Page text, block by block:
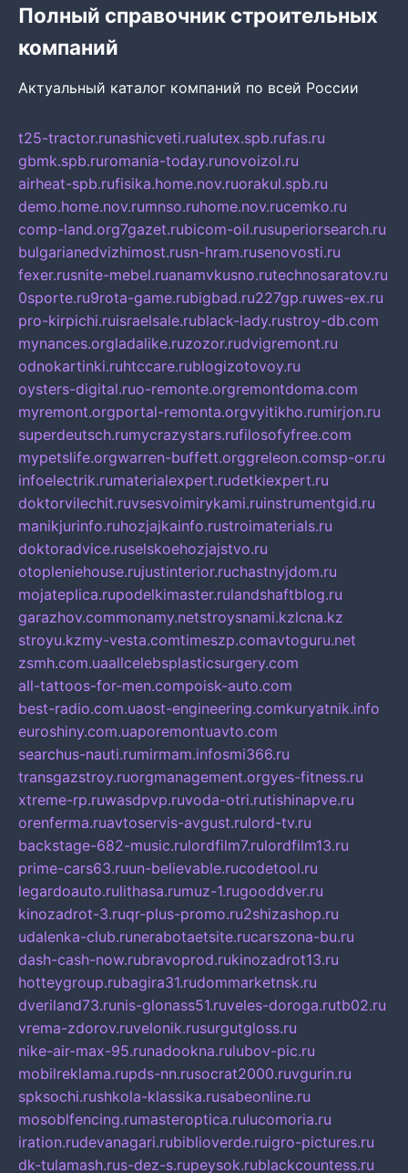
Полный справочник строительных
компаний
Актуальный каталог компаний по всей России
t25-tractor.runashicveti.rualutex.spb.rufas.ru
gbmk.spb.ruromania-today.runovoizol.ru
airheat-spb.rufisika.home.nov.ruorakul.spb.ru
demo.home.nov.rumnso.ruhome.nov.rucemko.ru
comp-land.org7gazet.rubicom-oil.rusuperiorsearch.ru
bulgarianedvizhimost.rusn-hram.rusenovosti.ru
fexer.rusnite-mebel.ruanamvkusno.rutechnosaratov.ru
0sporte.ru9rota-game.rubigbad.ru227gp.ruwes-ex.ru
pro-kirpichi.ruisraelsale.rublack-lady.rustroy-db.com
mynances.orgladalike.ruzozor.rudvigremont.ru
odnokartinki.ruhtccare.rublogizotovoy.ru
oysters-digital.ruo-remonte.orgremontdoma.com
myremont.orgportal-remonta.orgvyitikho.rumirjon.ru
superdeutsch.rumycrazystars.rufilosofyfree.com
mypetslife.orgwarren-buffett.orggreleon.comsp-or.ru
infoelectrik.rumaterialexpert.rudetkiexpert.ru
doktorvilechit.ruvsesvoimirykami.ruinstrumentgid.ru
manikjurinfo.ruhozjajkainfo.rustroimaterials.ru
doktoradvice.ruselskoehozjajstvo.ru
otopleniehouse.rujustinterior.ruchastnyjdom.ru
mojateplica.rupodelkimaster.rulandshaftblog.ru
garazhov.commonamy.netstroysnami.kzlcna.kz
stroyu.kzmy-vesta.comtimeszp.comavtoguru.net
zsmh.com.uaallcelebsplasticsurgery.com
all-tattoos-for-men.compoisk-auto.com
best-radio.com.uaost-engineering.comkuryatnik.info
euroshiny.com.uaporemontuavto.com
searchus-nauti.rumirmam.infosmi366.ru
transgazstroy.ruorgmanagement.orgyes-fitness.ru
xtreme-rp.ruwasdpvp.ruvoda-otri.rutishinapve.ru
orenferma.ruavtoservis-avgust.rulord-tv.ru
backstage-682-music.rulordfilm7.rulordfilm13.ru
prime-cars63.ruun-believable.rucodetool.ru
legardoauto.rulithasa.rumuz-1.rugooddver.ru
kinozadrot-3.ruqr-plus-promo.ru2shizashop.ru
udalenka-club.runerabotaetsite.rucarszona-bu.ru
dash-cash-now.rubravoprod.rukinozadrot13.ru
hotteygroup.rubagira31.rudommarketnsk.ru
dveriland73.runis-glonass51.ruveles-doroga.rutb02.ru
vrema-zdorov.ruvelonik.rusurgutgloss.ru
nike-air-max-95.runadookna.rulubov-pic.ru
mobilreklama.rupds-nn.rusocrat2000.ruvgurin.ru
spksochi.rushkola-klassika.rusabeonline.ru
mosoblfencing.rumasteroptica.rulucomoria.ru
iration.rudevanagari.rubiblioverde.ruigro-pictures.ru
dk-tulamash.rus-dez-s.rupeysok.rublackcountess.ru